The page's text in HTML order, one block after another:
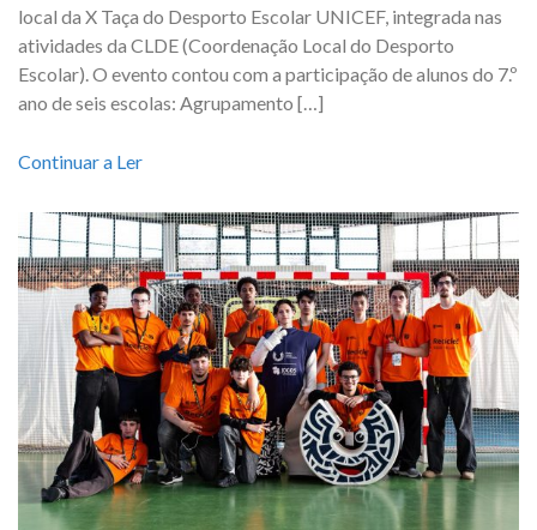
local da X Taça do Desporto Escolar UNICEF, integrada nas
atividades da CLDE (Coordenação Local do Desporto
Escolar). O evento contou com a participação de alunos do 7.º
ano de seis escolas: Agrupamento […]
Continuar a Ler